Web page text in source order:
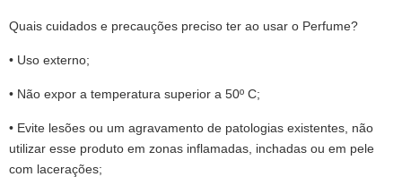
Quais cuidados e precauções preciso ter ao usar o Perfume?
• Uso externo;
• Não expor a temperatura superior a 50º C;
• Evite lesões ou um agravamento de patologias existentes, não
utilizar esse produto em zonas inflamadas, inchadas ou em pele
com lacerações;